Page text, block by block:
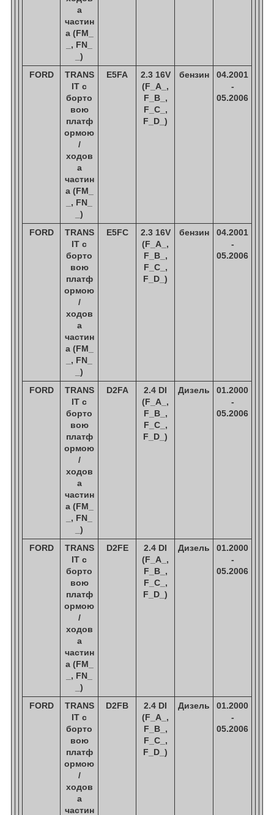
а
частин
а (FM_
_, FN_
_)
FORD
TRANS
IT c
борто
вою
платф
ормою
/
ходов
а
частин
а (FM_
_, FN_
_)
E5FA
2.3 16V
(F_A_,
F_B_,
F_C_,
F_D_)
бензин
04.2001
-
05.2006
FORD
TRANS
IT c
борто
вою
платф
ормою
/
ходов
а
частин
а (FM_
_, FN_
_)
E5FC
2.3 16V
(F_A_,
F_B_,
F_C_,
F_D_)
бензин
04.2001
-
05.2006
FORD
TRANS
IT c
борто
вою
платф
ормою
/
ходов
а
частин
а (FM_
_, FN_
_)
D2FA
2.4 DI
(F_A_,
F_B_,
F_C_,
F_D_)
Дизель
01.2000
-
05.2006
FORD
TRANS
IT c
борто
вою
платф
ормою
/
ходов
а
частин
а (FM_
_, FN_
_)
D2FE
2.4 DI
(F_A_,
F_B_,
F_C_,
F_D_)
Дизель
01.2000
-
05.2006
FORD
TRANS
IT c
борто
вою
платф
ормою
/
ходов
а
частин
D2FB
2.4 DI
(F_A_,
F_B_,
F_C_,
F_D_)
Дизель
01.2000
-
05.2006